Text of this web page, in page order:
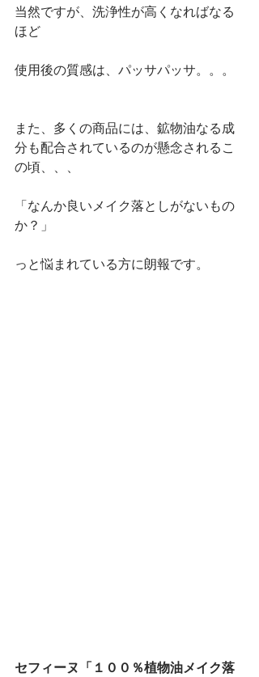
当然ですが、洗浄性が高くなればなる
ほど
使用後の質感は、パッサパッサ。。。
また、多くの商品には、鉱物油なる成
分も配合されているのが懸念されるこ
の頃、、、
「なんか良いメイク落としがないもの
か？」
っと悩まれている方に朗報です。
セフィーヌ「１００％植物油メイク落